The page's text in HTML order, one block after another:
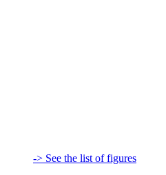
-> See the list of figures